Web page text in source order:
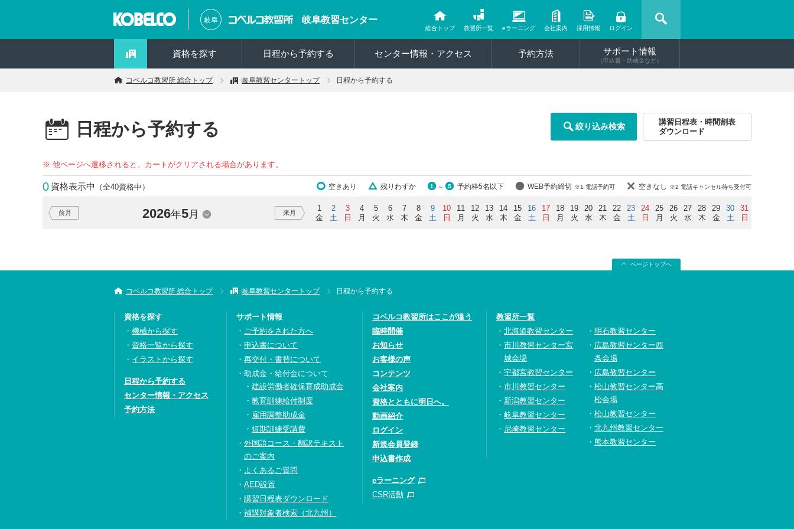
岐阜 岐阜教習センター
総合トップ 教習所一覧 eラーニング 会社案内 採用情報 ログイン
資格を探す 日程から予約する センター情報・アクセス 予約方法 サポート情報
（申込書・助成金など）
コベルコ教習所 総合トップ 岐阜教習センタートップ 日程から予約する
日程から予約する 絞り込み検索
講習日程表・時間割表
ダウンロード
※ 他ページへ遷移されると、カートがクリアされる場合があります。
0 資格表示中 （全40資格中） 空きあり 残りわずか 1 ～ 5 予約枠5名以下 WEB予約締切 ※1 電話予約可 空きなし ※2 電話キャンセル待ち受付可
前月 2026年5月 来月
1
金
2
土
3
日
4
月
5
火
6
水
7
木
8
金
9
土
10
日
11
月
12
火
13
水
14
木
15
金
16
土
17
日
18
月
19
火
20
水
21
木
22
金
23
土
24
日
25
月
26
火
27
水
28
木
29
金
30
土
31
日
ページトップへ
コベルコ教習所 総合トップ 岐阜教習センタートップ 日程から予約する
資格を探す
機械から探す
資格一覧から探す
イラストから探す
日程から予約する
センター情報・アクセス
予約方法
サポート情報
ご予約をされた方へ
申込書について
再交付・書替について
助成金・給付金について
建設労働者確保育成助成金
教育訓練給付制度
雇用調整助成金
短期訓練受講費
外国語コース・翻訳テキスト
のご案内
よくあるご質問
AED設置
講習日程表ダウンロード
補講対象者検索（北九州）
コベルコ教習所はここが違う
臨時開催
お知らせ
お客様の声
コンテンツ
会社案内
資格とともに明日へ。
動画紹介
ログイン
新規会員登録
申込書作成
eラーニング
CSR活動
教習所一覧
北海道教習センター
市川教習センター宮
城会場
宇都宮教習センター
市川教習センター
新潟教習センター
岐阜教習センター
尼崎教習センター
明石教習センター
広島教習センター西
条会場
広島教習センター
松山教習センター高
松会場
松山教習センター
北九州教習センター
熊本教習センター